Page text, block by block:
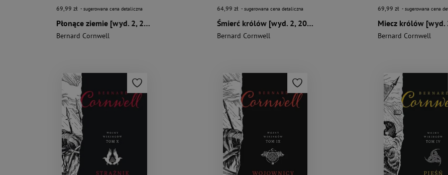
69,99 zł - sugerowana cena detaliczna
Płonące ziemie [wyd. 2, 2023]
Bernard Cornwell
64,99 zł - sugerowana cena detaliczna
Śmierć królów [wyd. 2, 2023]
Bernard Cornwell
69,99 zł - sugerowana cena
Bernard Cornwell